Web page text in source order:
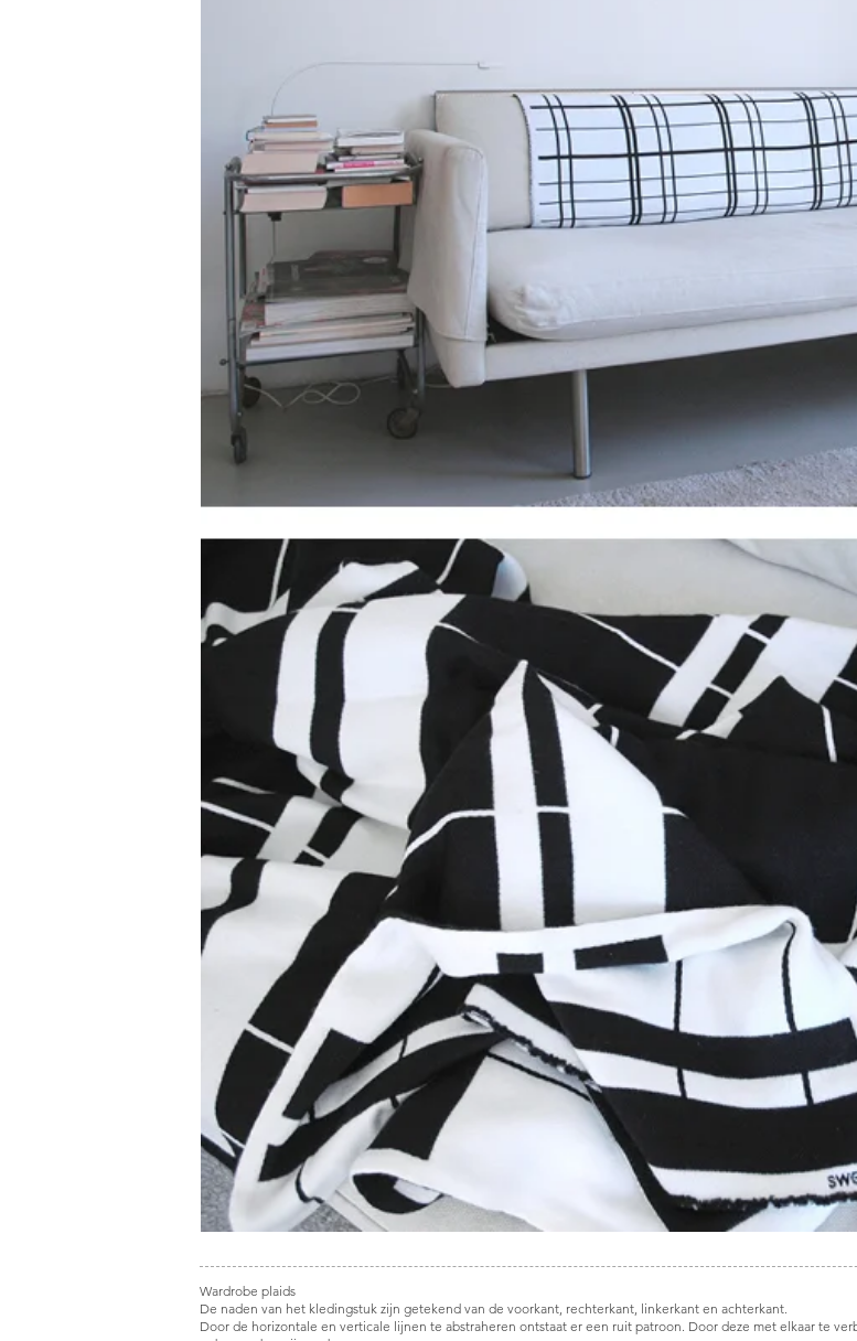
Wardrobe plaids
De naden van het kledingstuk zijn getekend van de voorkant, rechterkant, linkerkant en achterkant.
Door de horizontale en verticale lijnen te abstraheren ontstaat er een ruit patroon. Door deze met elkaar te